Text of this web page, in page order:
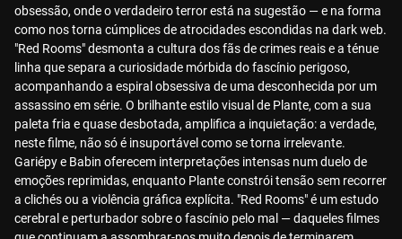
obsessão, onde o verdadeiro terror está na sugestão — e na forma
como nos torna cúmplices de atrocidades escondidas na dark web.
"Red Rooms" desmonta a cultura dos fãs de crimes reais e a ténue
linha que separa a curiosidade mórbida do fascínio perigoso,
acompanhando a espiral obsessiva de uma desconhecida por um
assassino em série. O brilhante estilo visual de Plante, com a sua
paleta fria e quase desbotada, amplifica a inquietação: a verdade,
neste filme, não só é insuportável como se torna irrelevante.
Gariépy e Babin oferecem interpretações intensas num duelo de
emoções reprimidas, enquanto Plante constrói tensão sem recorrer
a clichés ou a violência gráfica explícita. "Red Rooms" é um estudo
cerebral e perturbador sobre o fascínio pelo mal — daqueles filmes